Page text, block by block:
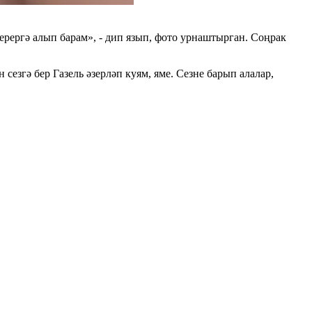
алып барам», - дип язып, фото урнаштырган. Соңрак
бер Газель әзерләп куям, яме. Сезне барып алалар,